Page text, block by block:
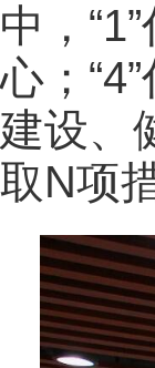
中，
心；
建设、
取N项